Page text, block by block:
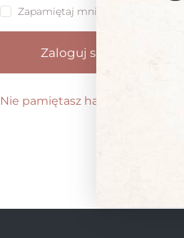
Zapamiętaj mnie
Zaloguj się
Nie pamiętasz hasła?